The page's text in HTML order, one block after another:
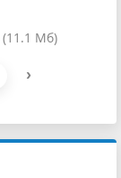
(11.1 Мб)
›